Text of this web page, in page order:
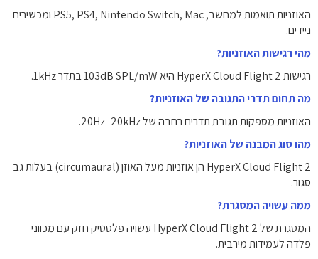
האוזניות תואמות למחשב, PS5, PS4, Nintendo Switch, Mac ומכשירים
ניידים.
מהי רגישות האוזניות?
רגישות HyperX Cloud Flight 2 היא ‎103dB SPL/mW‎ בתדר 1kHz.
מה תחום תדרי התגובה של האוזניות?
האוזניות מספקות תגובת תדרים רחבה של ‎20Hz–20kHz‎.
מהו סוג המבנה של האוזניות?
HyperX Cloud Flight 2 הן אוזניות מעל האוזן (circumaural) בעלות גב
סגור.
ממה עשויה המסגרת?
המסגרת של HyperX Cloud Flight 2 עשויה פלסטיק חזק עם מכווני
פלדה לעמידות מירבית.